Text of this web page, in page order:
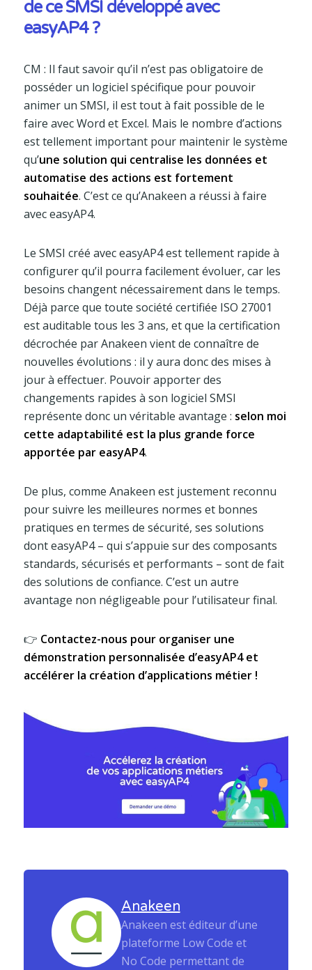
de ce SMSI développé avec
easyAP4 ?
CM : Il faut savoir qu’il n’est pas obligatoire de
posséder un logiciel spécifique pour pouvoir
animer un SMSI, il est tout à fait possible de le
faire avec Word et Excel. Mais le nombre d’actions
est tellement important pour maintenir le système
qu’une solution qui centralise les données et
automatise des actions est fortement
souhaitée. C’est ce qu’Anakeen a réussi à faire
avec easyAP4.
Le SMSI créé avec easyAP4 est tellement rapide à
configurer qu’il pourra facilement évoluer, car les
besoins changent nécessairement dans le temps.
Déjà parce que toute société certifiée ISO 27001
est auditable tous les 3 ans, et que la certification
décrochée par Anakeen vient de connaître de
nouvelles évolutions : il y aura donc des mises à
jour à effectuer. Pouvoir apporter des
changements rapides à son logiciel SMSI
représente donc un véritable avantage : selon moi
cette adaptabilité est la plus grande force
apportée par easyAP4.
De plus, comme Anakeen est justement reconnu
pour suivre les meilleures normes et bonnes
pratiques en termes de sécurité, ses solutions
dont easyAP4 – qui s’appuie sur des composants
standards, sécurisés et performants – sont de fait
des solutions de confiance. C’est un autre
avantage non négligeable pour l’utilisateur final.
👉 Contactez-nous pour organiser une
démonstration personnalisée d’easyAP4 et
accélérer la création d’applications métier !
Anakeen
Anakeen est éditeur d’une
plateforme Low Code et
No Code permettant de